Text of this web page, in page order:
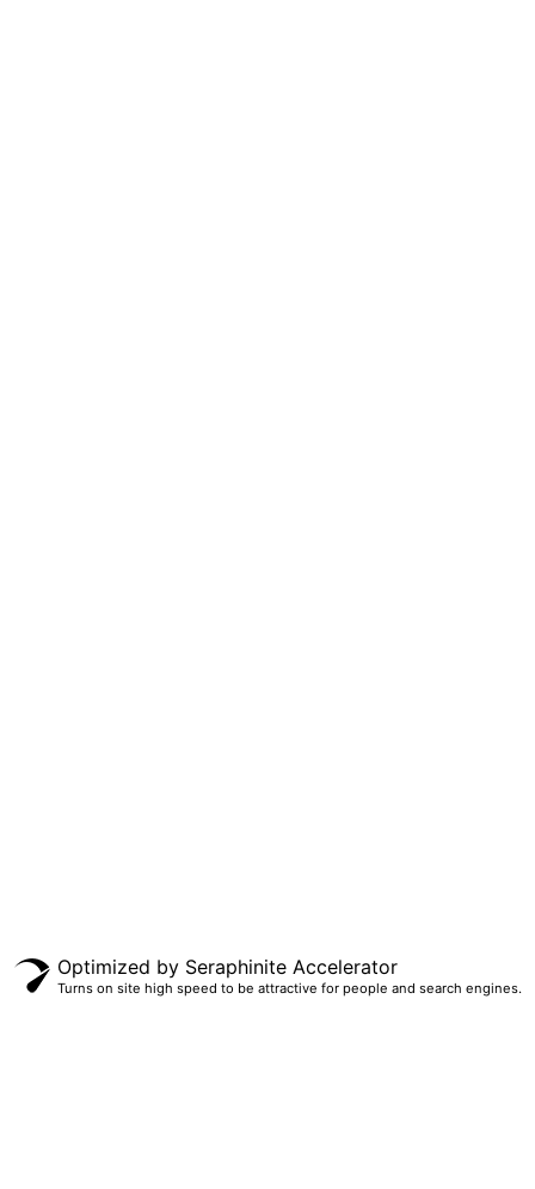
Optimized by Seraphinite Accelerator
Turns on site high speed to be attractive for people and search engines.